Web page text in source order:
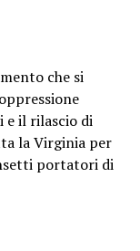
che si
e il rilascio di
la Virginia per
portatori di